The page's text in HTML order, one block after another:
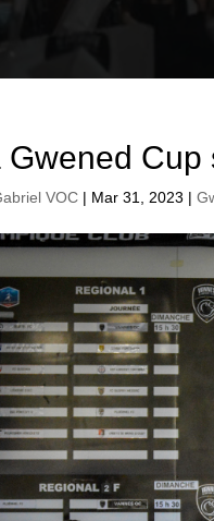
Gwened
VOC | Mar 31, 2023 |